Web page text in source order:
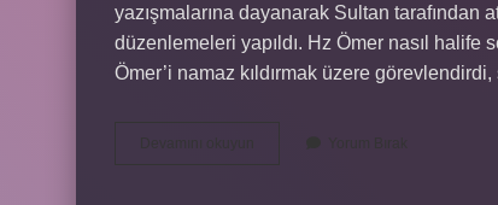
yazışmalarına dayanarak Sultan tarafından
düzenlemeleri yapıldı. Hz Ömer nasıl
Ömer’i namaz kıldırmak üzere